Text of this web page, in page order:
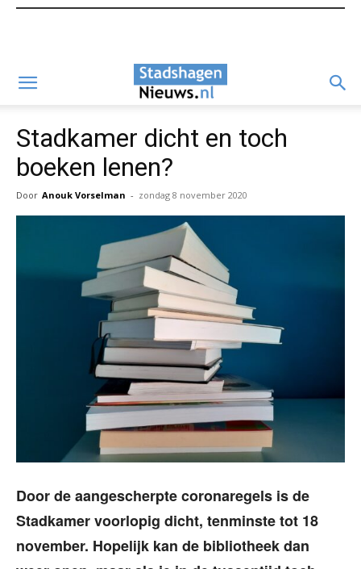
Stadkamer dicht en toch
boeken lenen?
Door Anouk Vorselman - zondag 8 november 2020
Door de aangescherpte coronaregels is de
Stadkamer voorlopig dicht, tenminste tot 18
november. Hopelijk kan de bibliotheek dan